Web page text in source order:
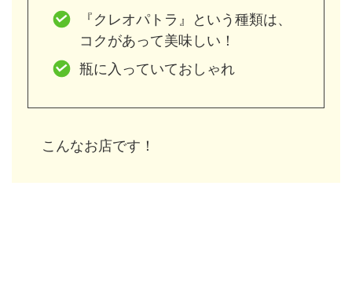
『クレオパトラ』という種類は、
コクがあって美味しい！
瓶に入っていておしゃれ
こんなお店です！